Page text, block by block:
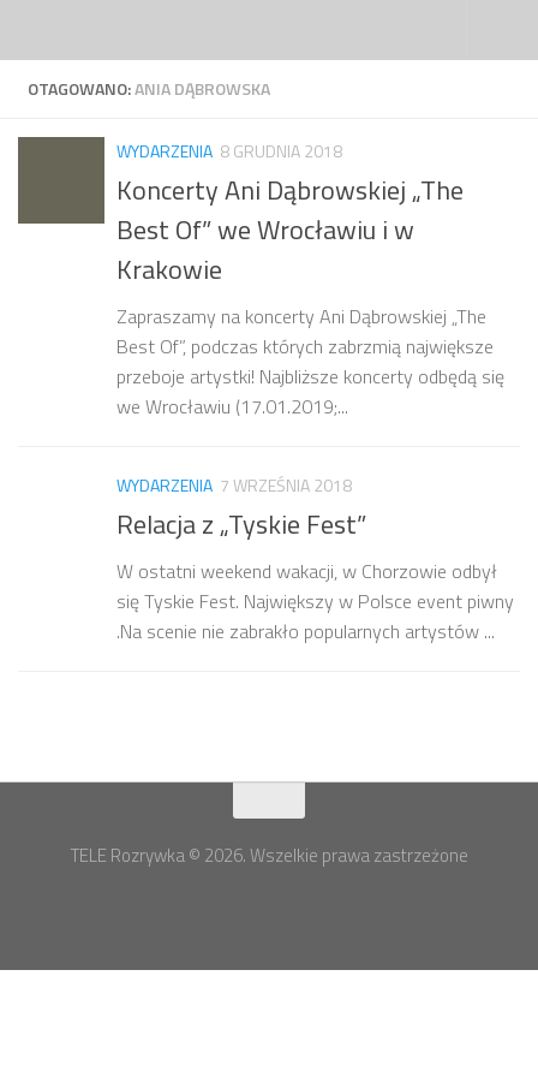
OTAGOWANO:ANIA DĄBROWSKA
WYDARZENIA 8 GRUDNIA 2018
Koncerty Ani Dąbrowskiej „The
Best Of” we Wrocławiu i w
Krakowie
Zapraszamy na koncerty Ani Dąbrowskiej „The
Best Of”, podczas których zabrzmią największe
przeboje artystki! Najbliższe koncerty odbędą się
we Wrocławiu (17.01.2019;...
WYDARZENIA 7 WRZEŚNIA 2018
Relacja z „Tyskie Fest”
W ostatni weekend wakacji, w Chorzowie odbył
się Tyskie Fest. Największy w Polsce event piwny
.Na scenie nie zabrakło popularnych artystów ...
TELE Rozrywka © 2026. Wszelkie prawa zastrzeżone